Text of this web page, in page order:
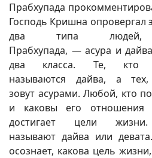
Прабхупада
Господь Кришна опровергал
два типа
Прабхупада, — асура и
два класса. Те, кто
называются дайва, а
зовут асурами. Любой, кто
и каковы его отношения
достигает цели
называют дайва или
осознает, какова цель